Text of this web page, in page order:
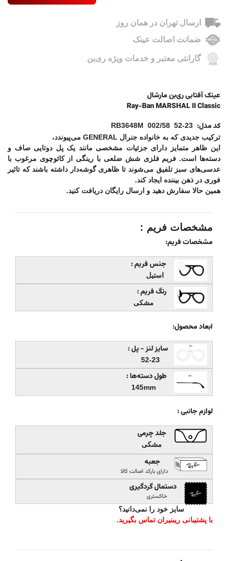
ارسال تهران در همان روز
ضمانت اصالت عینک
گارانتی معتبر و خدمات ویژه ری‌بن
عینک آفتابی ری‌بن مارشال
Ray-Ban MARSHAL II Classic
کد مدل:
ترکیب جدیدی که به خانواده جنرال GENERAL می‌پیوندد،
این ظاهر متمایز دارای جزئیات مشخصی مانند یک پل دوتایی صاف و
دسته‌ها است. فریم‌ فلزی شش ضلعی با رینگی از کائوچوی مرغوب با
عدسی‌‌های سبز تلفیق می‌شوند تا ظاهری گوشه‌دار داشته باشند که تاثیر
فوری در ذهن بیننده ایجاد کند.
همین حالا سفارش دهید و ارسال رایگان دریافت کنید.
مشخصات فریم :
مشخصات فریم:
جنس فریم :
استیل
رنگ فریم :
مشکی
ابعاد محصول:
سایز لنز - پل :
52-23
طول دسته‌ها :
145mm
لوازم جانبی :
جلد چرمی
مشکی
جعبه
دارای بارکد اصالت کالا
دستمال گردگیری
خاکستری
سایز خود را نمی‌دانید؟
با پشتیبانی ریبنیران تماس بگیرید.